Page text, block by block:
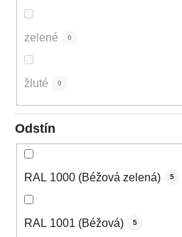
zelené 0
žluté 0
Odstín
RAL 1000 (Béžová zelená) 5
RAL 1001 (Béžová) 5